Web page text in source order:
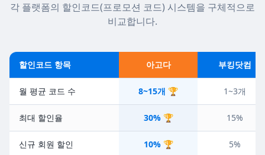
각 플랫폼의 할인코드(프로모션 코드) 시스템을 구체적으로
비교합니다.
할인코드 항목 아고다 부킹닷컴
월 평균 코드 수 8~15개 🏆 1~3개
최대 할인율 30% 🏆 15%
신규 회원 할인 10% 🏆 5%